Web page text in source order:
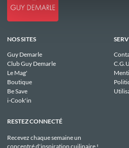
NOS SITES
Guy Demarle
Club Guy Demarle
Le Mag'
Boutique
Be Save
i-Cook'in
C.G.U
RESTEZ CONNECTÉ
Recevez chaque semaine un
concentré d'inspiration cuilinaire !